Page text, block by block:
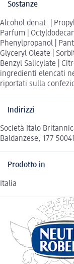
Sostanze
Alcohol denat. |
Parfum |
Phenylpropanol |
Glyceryl Oleate |
Benzyl Salicylate |
ingredienti elencati
riportati sulla
Indirizzi
Società Italo
Baldanzese, 177
Prodotto in
Italia